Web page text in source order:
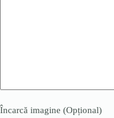
Încarcă imagine (Opțional)